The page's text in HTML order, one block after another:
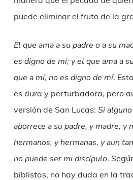
puede eliminar el fruto de la
El que ama a su padre o a su
es digno de mí; y el que ama a
que a mí, no es digno de mí.
es dura y perturbadora, pero
versión de San Lucas: Si
aborrece a su padre, y madre, y
hermanos, y hermanas, y aun
no puede ser mi discípulo.
biblistas, no hay duda en la